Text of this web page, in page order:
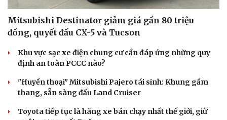
Mitsubishi Destinator giảm giá gần 80 triệu
đồng, quyết đấu CX-5 và Tucson
Khu vực sạc xe điện chung cư cần đáp ứng những quy
định an toàn PCCC nào?
"Huyền thoại" Mitsubishi Pajero tái sinh: Khung gầm
thang, sẵn sàng đấu Land Cruiser
Toyota tiếp tục là hãng xe bán chạy nhất thế giới, giữ